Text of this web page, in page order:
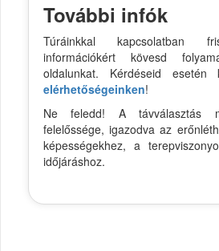
További infók
Túráinkkal kapcsolatban
információkért kövesd
oldalunkat. Kérdéseid esetén
elérhetőségeinken!
Ne feledd! A távválasztás
felelőssége, igazodva az
képességekhez, a
időjáráshoz.